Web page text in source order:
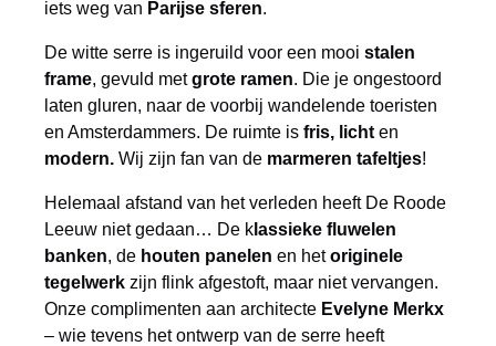
iets weg van Parijse sferen.
De witte serre is ingeruild voor een mooi stalen
frame, gevuld metgrote ramen. Die je ongestoord
laten gluren, naar de voorbij wandelende toeristen
en Amsterdammers. De ruimte is fris, licht en
modern. Wij zijn fan van de marmeren tafeltjes!
Helemaal afstand van het verleden heeft De Roode
Leeuw niet gedaan… De k lassieke fluwelen
banken, de houten panelen en hetoriginele
tegelwerk zijn flink afgestoft, maar niet vervangen.
Onze complimenten aan architecte Evelyne Merkx
– wie tevens het ontwerp van de serre heeft